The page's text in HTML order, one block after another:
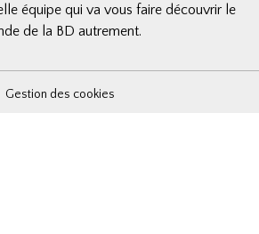
équipe qui va vous faire découvrir le
de la BD autrement.
Gestion des cookies